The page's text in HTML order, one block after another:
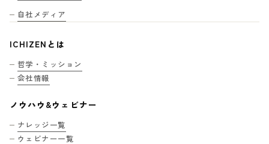
自社メディア
ICHIZENとは
哲学・ミッション
会社情報
ノウハウ&ウェビナー
ナレッジ一覧
ウェビナー一覧